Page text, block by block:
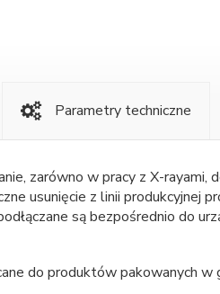
Parametry techniczne
zarówno w pracy z X-rayami,
usunięcie z linii produkcyjnej
są bezpośrednio do
do produktów pakowanych w